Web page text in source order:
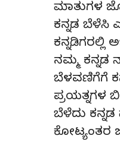
ಮಾತುಗಳ
ಕನ್ನಡ
ಕನ್ನಡಿಗರಲ್ಲಿ
ನಮ್ಮ ಕನ್ನಡ
ಬೆಳವಣಿಗೆಗೆ
ಪ್ರಯತ್ನಗಳ
ಬೆಳೆದು
ಕೋಟ್ಯಂತರ